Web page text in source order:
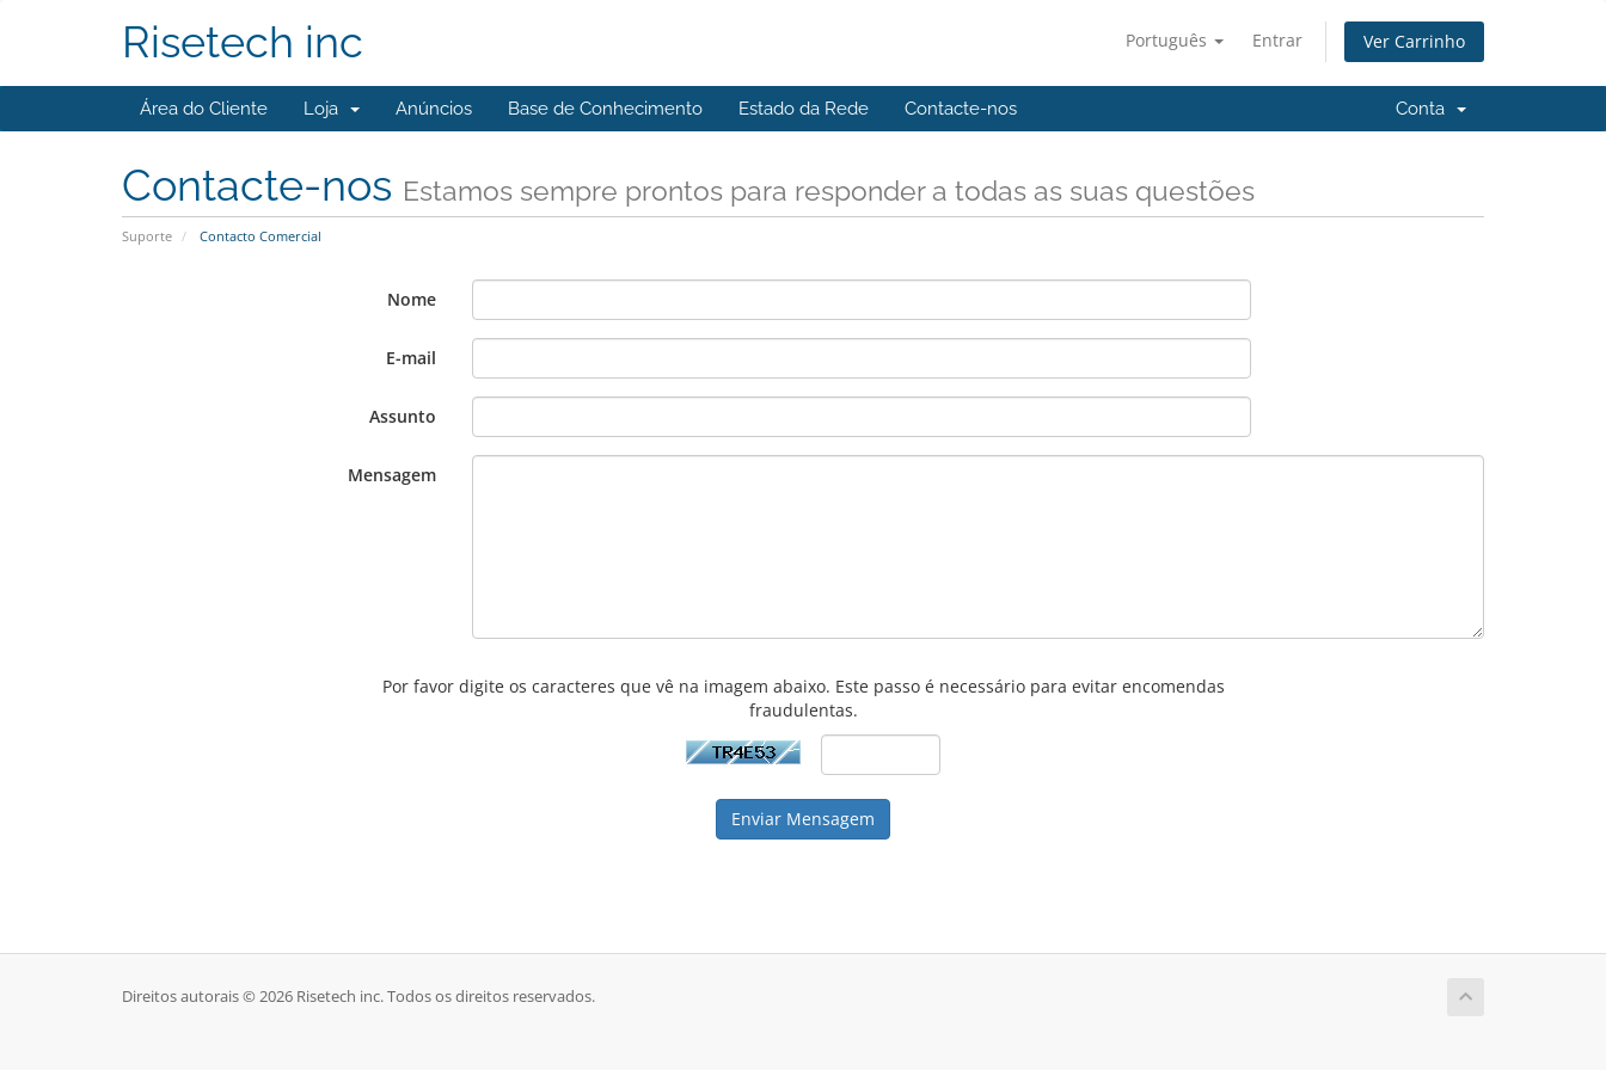
Português Entrar Ver Carrinho
Risetech inc
Área do Cliente Loja Anúncios Base de Conhecimento Estado da Rede Contacte-nos Conta
Contacte-nos Estamos sempre prontos para responder a todas as suas questões
Suporte Contacto Comercial
Nome
E-mail
Assunto
Mensagem
Por favor digite os caracteres que vê na imagem abaixo. Este passo é necessário para evitar encomendas
fraudulentas.
Enviar Mensagem
Direitos autorais © 2026 Risetech inc. Todos os direitos reservados.